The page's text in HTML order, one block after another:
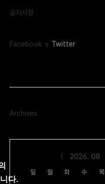
다.
공지사항
페
그
Facebook Twitter
Archives
2026. 08
일 월 화 수 목